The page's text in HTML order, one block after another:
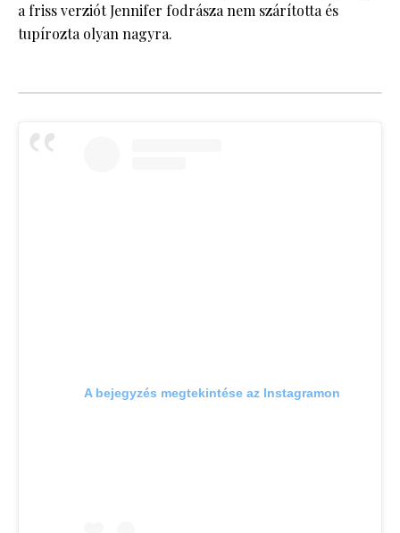
a friss verziót Jennifer fodrásza nem szárította és
tupírozta olyan nagyra.
A bejegyzés megtekintése az Instagramon